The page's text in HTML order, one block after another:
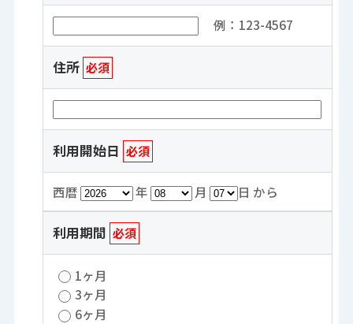
例：123-4567
住所 必須
利用開始日 必須
西暦 年 月 日 から
利用期間 必須
1ヶ月
3ヶ月
6ヶ月